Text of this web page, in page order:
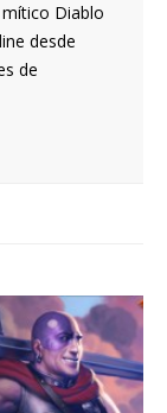
mítico Diablo
desde
de